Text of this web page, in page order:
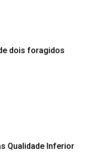
dois foragidos
Qualidade Inferior